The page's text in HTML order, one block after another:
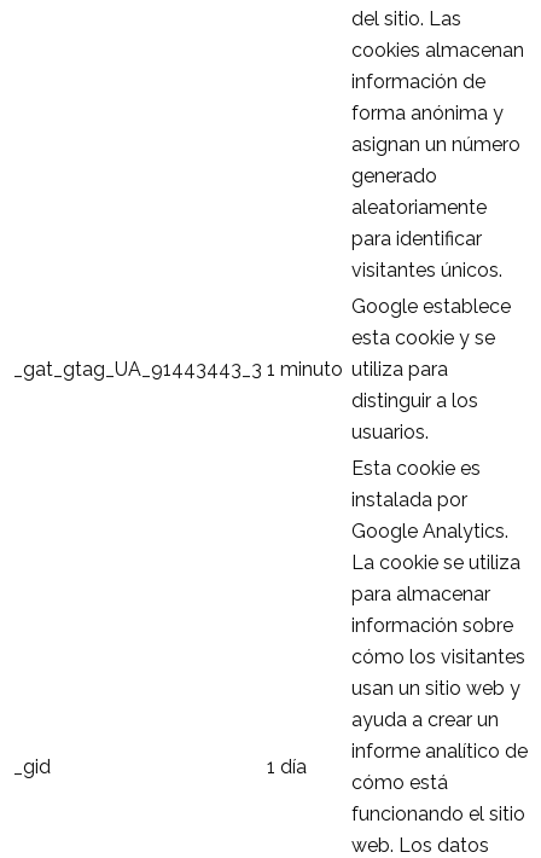
del sitio. Las
cookies almacenan
información de
forma anónima y
asignan un número
generado
aleatoriamente
para identificar
visitantes únicos.
_gat_gtag_UA_91443443_3 1 minuto
Google establece
esta cookie y se
utiliza para
distinguir a los
usuarios.
_gid 1 día
Esta cookie es
instalada por
Google Analytics.
La cookie se utiliza
para almacenar
información sobre
cómo los visitantes
usan un sitio web y
ayuda a crear un
informe analítico de
cómo está
funcionando el sitio
web. Los datos